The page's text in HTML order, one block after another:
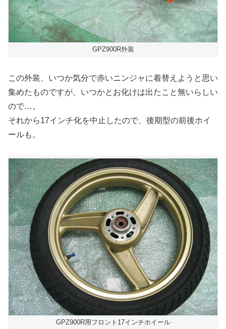
GPZ900R外装
この外装、いつか気分で赤いニンジャに着替えようと思い
集めたものですが、いつかとお化けは出たこと無いらしい
ので…。
それから17インチ化を中止したので、後期型の前後ホイ
ールも。
GPZ900R用フロント17インチホイール